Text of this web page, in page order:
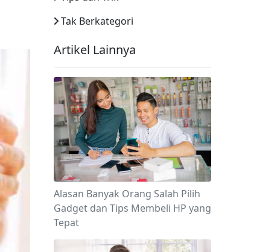
Tak Berkategori
Artikel Lainnya
Alasan Banyak Orang Salah Pilih
Gadget dan Tips Membeli HP yang
Tepat